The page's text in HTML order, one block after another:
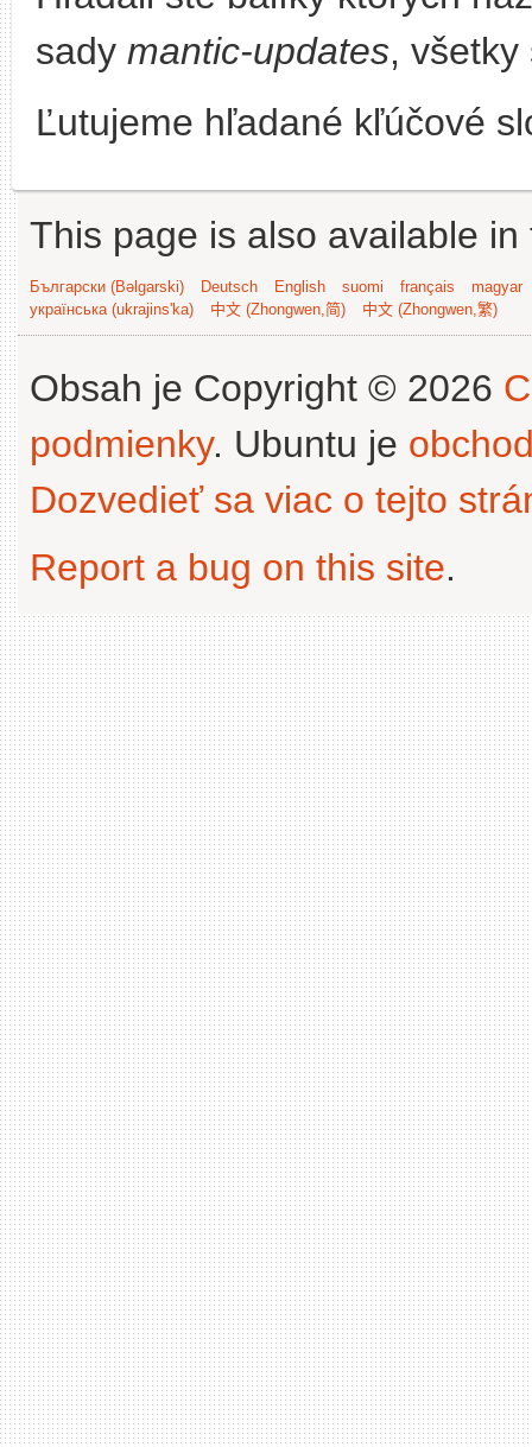
sady mantic-updates,
Ľutujeme hľadané kľúčové
This page is also available
Български (Bəlgarski) Deutsch English suomi français
magyar
українська (ukrajins'ka)
中文 (Zhongwen,简) 中文 (Zhongwen,繁)
Obsah je Copyright © 2026
podmienky. Ubuntu je
Dozvedieť sa viac o tejto
Report a bug on this site.